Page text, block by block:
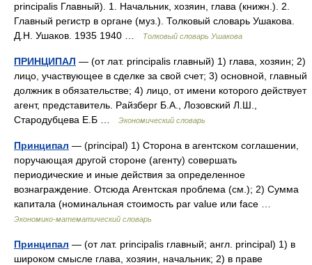
principalis Главный). 1. Начальник, хозяин, глава (книжн.). 2.
Главный регистр в органе (муз.). Толковый словарь Ушакова.
Д.Н. Ушаков. 1935 1940 …
Толковый словарь Ушакова
ПРИНЦИПАЛ — (от лат. principalis главный) 1) глава, хозяин; 2)
лицо, участвующее в сделке за свой счет; 3) основной, главный
должник в обязательстве; 4) лицо, от имени которого действует
агент, представитель. Райзберг Б.А., Лозовский Л.Ш.,
Стародубцева Е.Б …
Экономический словарь
Принципал — (principal) 1) Сторона в агентском соглашении,
поручающая другой стороне (агенту) совершать
периодические и иные действия за определенное
вознаграждение. Отсюда Агентская проблема (см.); 2) Сумма
капитала (номинальная стоимость par value или face …
Экономико-математический словарь
Принципал — (от лат. principalis главный; англ. principal) 1) в
широком смысле глава, хозяин, начальник; 2) в праве